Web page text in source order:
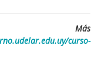
curso-